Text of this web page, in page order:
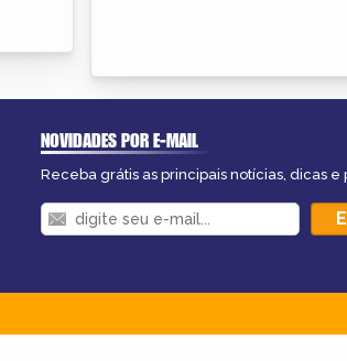
NOVIDADES POR E-MAIL
Receba grátis as principais notícias, dicas